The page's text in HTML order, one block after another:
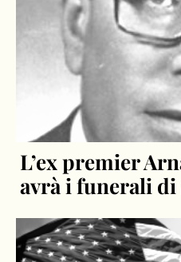
L’ex premier
avrà i funerali di